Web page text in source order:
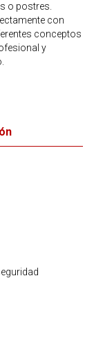
o postres.
con
conceptos
y